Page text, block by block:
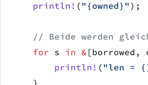
    println!
( "{owned}"
// Beide werden
    for
s in &[borrowed,
        println!
( "len =